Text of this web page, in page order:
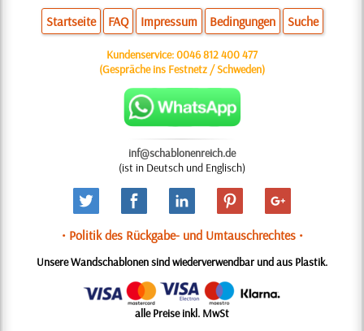
Startseite FAQ Impressum Bedingungen Suche
Kundenservice:0046 812 400 477
(Gespräche ins Festnetz / Schweden)
inf@schablonenreich.de
(ist in Deutsch und Englisch)
• Politik des Rückgabe- und Umtauschrechtes •
Unsere Wandschablonen sind wiederverwendbar und aus Plastik.
alle Preise inkl. MwSt